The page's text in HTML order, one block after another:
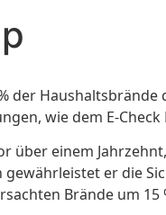
der
wie dem E-
über einem
er die
Brände um 15